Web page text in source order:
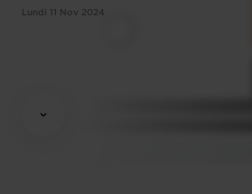
Lundi 11 Nov 2024